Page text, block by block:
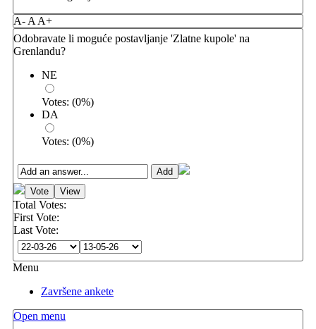
A- A A+
Odobravate li moguće postavljanje 'Zlatne kupole' na
Grenlandu?
NE
Votes: (0%)
DA
Votes: (0%)
Total Votes:
First Vote:
Last Vote:
Menu
Završene ankete
Open menu